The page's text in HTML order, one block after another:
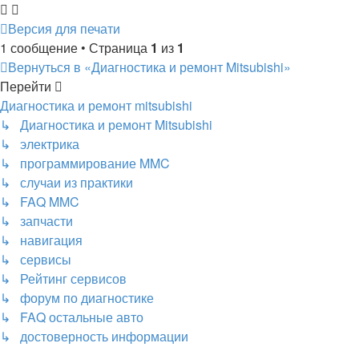
Версия для печати
1 сообщение • Страница 1 из 1
Вернуться в «Диагностика и ремонт Mitsubishi»
Перейти
Диагностика и ремонт mitsubishi
↳ Диагностика и ремонт Mitsubishi
↳ электрика
↳ программирование MMC
↳ случаи из практики
↳ FAQ MMC
↳ запчасти
↳ навигация
↳ сервисы
↳ Рейтинг сервисов
↳ форум по диагностике
↳ FAQ остальные авто
↳ достоверность информации